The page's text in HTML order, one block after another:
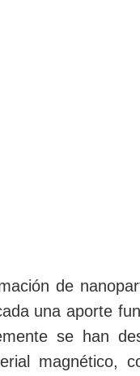
de
una aporte
se han
magnético,